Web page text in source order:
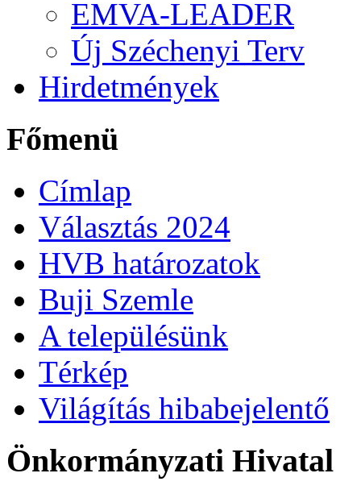
EMVA-LEADER
Új Széchenyi Terv
Hirdetmények
Főmenü
Címlap
Választás 2024
HVB határozatok
Buji Szemle
A településünk
Térkép
Világítás hibabejelentő
Önkormányzati Hivatal